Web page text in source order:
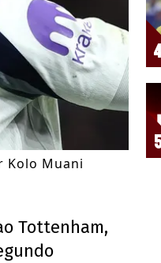
Kolo Muani
Tottenham,